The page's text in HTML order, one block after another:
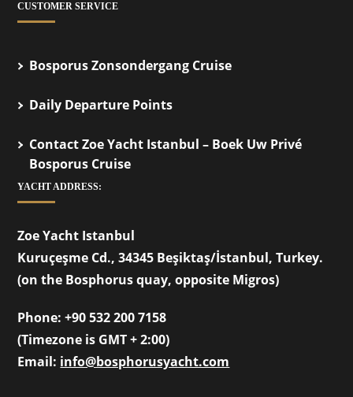
CUSTOMER SERVICE
Bosporus Zonsondergang Cruise
Daily Departure Points
Contact Zoe Yacht Istanbul – Boek Uw Privé
Bosporus Cruise
YACHT ADDRESS:
Zoe Yacht Istanbul
Kuruçeşme Cd., 34345 Beşiktaş/İstanbul, Turkey.
(on the Bosphorus quay, opposite Migros)
Phone:+90 532 200 7158
(Timezone is GMT + 2:00)
Email: info@bosphorusyacht.com